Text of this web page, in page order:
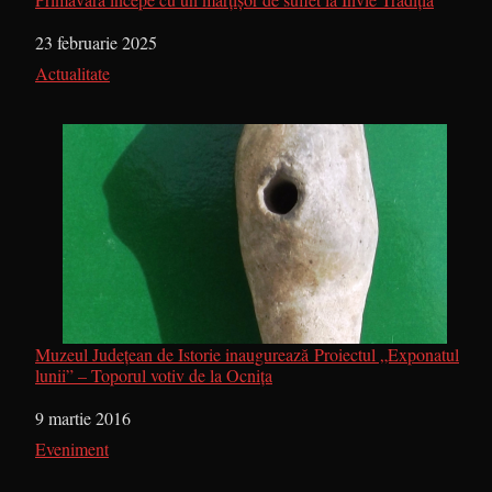
Dată
23 februarie 2025
În legătură cu
Actualitate
Muzeul Județean de Istorie inaugurează Proiectul „Exponatul
lunii” – Toporul votiv de la Ocnița
Dată
9 martie 2016
În legătură cu
Eveniment